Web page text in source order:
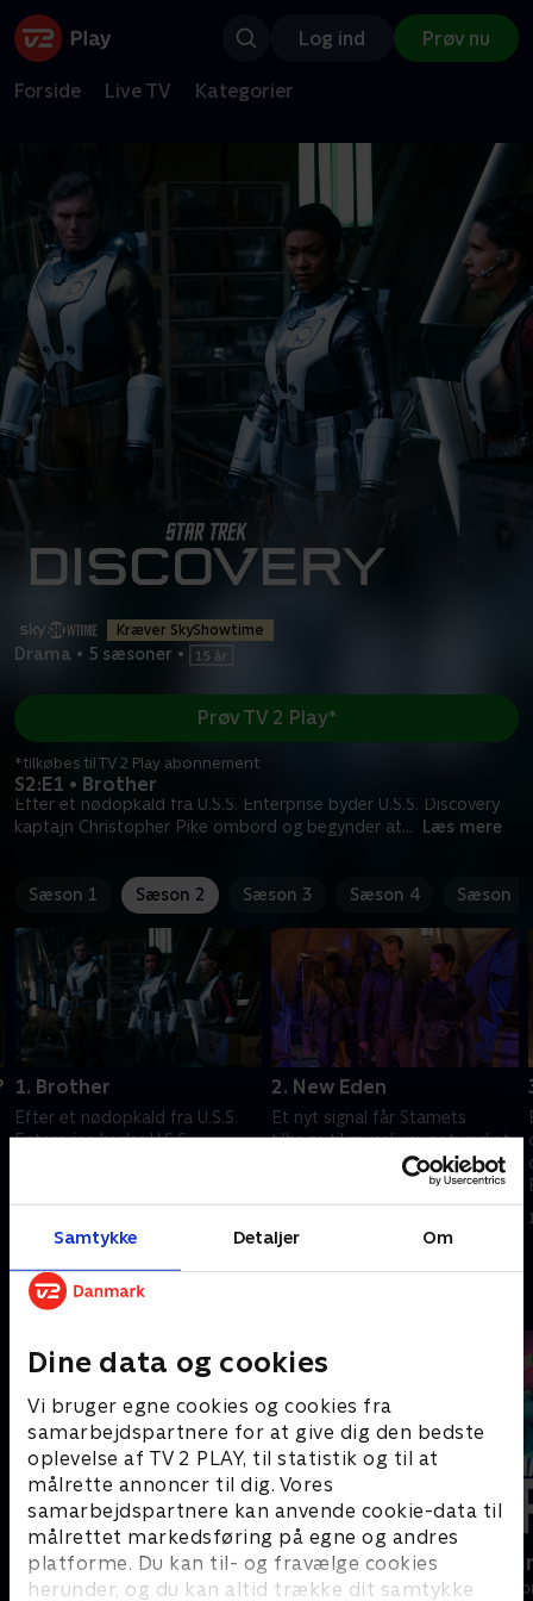
Samtykke Detaljer Om
Dine data og cookies
Vi bruger egne cookies og cookies fra
samarbejdspartnere for at give dig den bedste
oplevelse af TV 2 PLAY, til statistik og til at
målrette annoncer til dig. Vores
samarbejdspartnere kan anvende cookie-data til
målrettet markedsføring på egne og andres
platforme. Du kan til- og fravælge cookies
herunder, og du kan altid trække dit samtykke
Log ind Prøv nu
Forside Live TV Kategorier
Kræver SkyShowtime
Drama • 5 sæsoner •
S2:E1 • Brother
Efter et nødopkald fra U.S.S. Enterprise byder U.S.S. Discovery
kaptajn Christopher Pike ombord og begynder at... Læs mere
Prøv TV 2 Play*
*tilkøbes til TV 2 Play abonnement
Sæson 1 Sæson 2 Sæson 3 Sæson 4 Sæson 5
1. Brother
Efter et nødopkald fra U.S.S.
Enterprise byder U.S.S.
efterforske syv mystiske, røde
signaler.
2. New Eden
Et nyt signal får Stamets
tilbage til mycelium-netværket
og fører Burnham, Pike og
Owosekun til en pre-warp
planet, hvor de stilles over for
et etisk dilemma.
Andre så også
Doc Martin
Drama • 10 sæsoner
Happy
Drama • 1